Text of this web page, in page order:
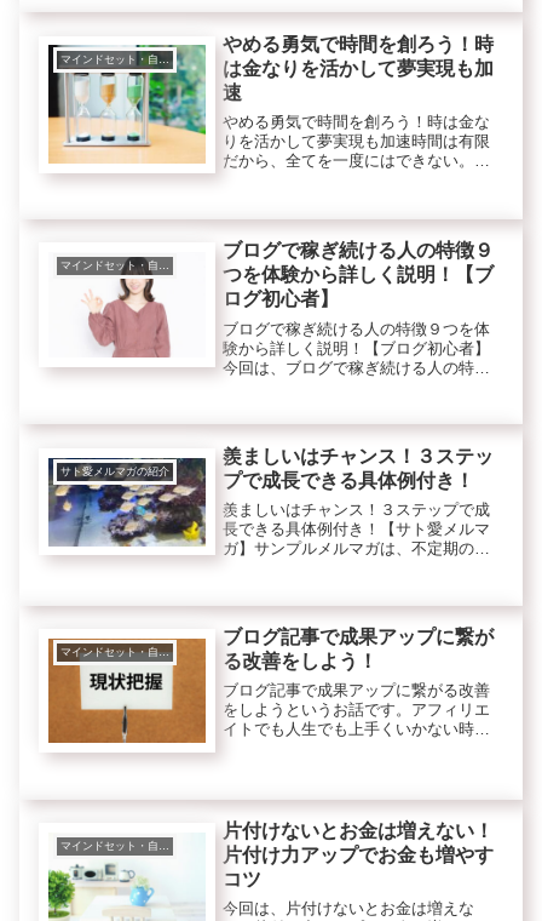
すよね。そしてそんな初めの一歩が踏
み出せない自分や周りの環境にイライ
ラ...
やめる勇気で時間を創ろう！時
は金なりを活かして夢実現も加
速
やめる勇気で時間を創ろう！時は金な
りを活かして夢実現も加速時間は有限
だから、全てを一度にはできない。で
なのに時間が足りないから、できない
と困っていませんか？最近、投資でつ
み...
マインドセット・自己啓発
ブログで稼ぎ続ける人の特徴９
つを体験から詳しく説明！【ブ
ログ初心者】
ブログで稼ぎ続ける人の特徴９つを体
験から詳しく説明！【ブログ初心者】
今回は、ブログで稼ぎ続ける人の特徴
す。だから、どんな人でも正しい方法
で実践すれば稼げる可能性はありま
す。可...
サト愛メルマガの紹介
羨ましいはチャンス！３ステッ
プで成長できる具体例付き！
羨ましいはチャンス！３ステップで成
長できる具体例付き！【サト愛メルマ
ガ】サンプルメルマガは、不定期の配
後変わる可能性もあります。メルマガ
読者様は、専用のバックナンバ...
マインドセット・自己啓発
ブログ記事で成果アップに繋が
る改善をしよう！
ブログ記事で成果アップに繋がる改善
をしようというお話です。アフィリエ
イトでも人生でも上手くいかない時は
とってないですか？例えばブログ記事
にお...
片付けないとお金は増えない！
片付け力アップでお金も増やす
コツ
今回は、片付けないとお金は増えな